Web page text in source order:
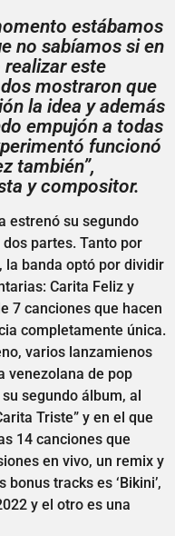
estábamos
no sabíamos si en
este
mostraron que
la idea y además
empujón a todas
funcionó
también”,
y compositor.
estrenó su segundo
partes. Tanto por
la banda optó por dividir
Carita Feliz y
7 canciones que hacen
completamente única.
varios lanzamienos
venezolana de pop
segundo álbum, al
Triste” y en el que
14 canciones que
en vivo, un remix y
tracks es ‘Bikini’,
y el otro es una